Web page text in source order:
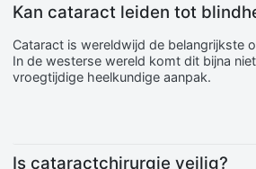
Kan cataract leiden tot
Cataract is wereldwijd de belangrijkste
In de westerse wereld komt dit bijna
vroegtijdige heelkundige aanpak.
Is cataractchirurgie veilig?